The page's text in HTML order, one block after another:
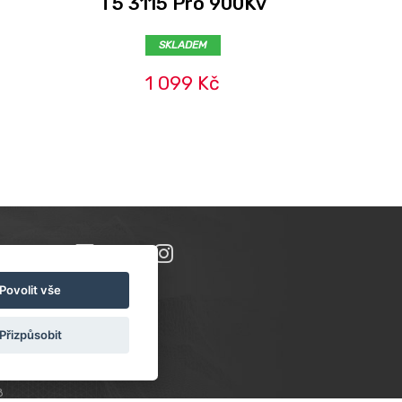
SKLADEM
1 099 Kč
Povolit vše
Přizpůsobit